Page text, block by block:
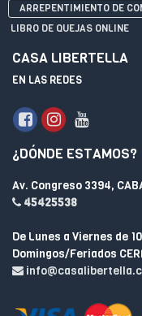
ARREPENTIMIENTO DE
LIBRO DE QUEJAS ONLINE
CASA LIBERTELLA
EN LAS REDES
¿DÓNDE ESTAMOS?
Av. Congreso 3394,
45425538
De Lunes a Viernes de
Domingos/Feriados